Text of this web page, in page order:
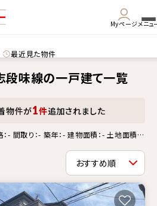
Myページメニュ
最近見た物件
段味線の一戸建て一覧
物件が1件追加されました